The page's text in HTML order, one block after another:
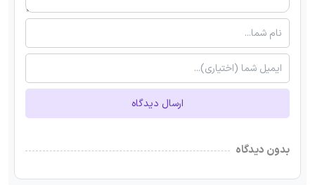
ارسال دیدگاه
بدون دیدگاه